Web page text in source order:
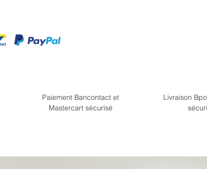
Paiement Bancontact et
Mastercart sécurisé
Livraison